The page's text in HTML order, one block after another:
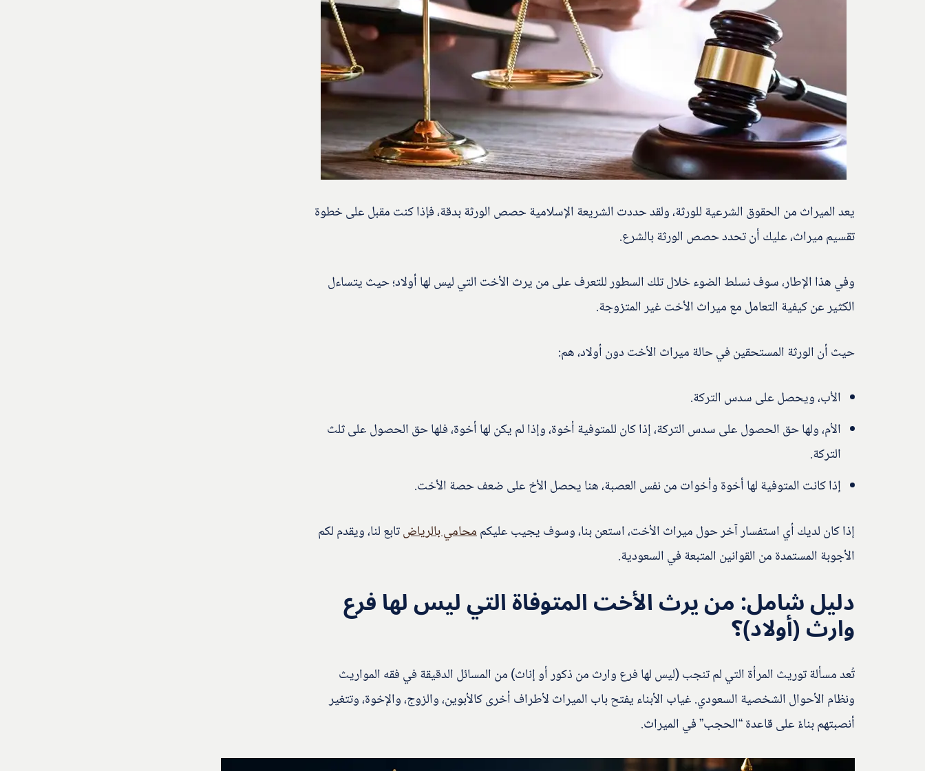
يعد الميراث من الحقوق الشرعية للورثة، ولقد حددت الشريعة الإسلامية حصص الورثة بدقة، فإذا كنت مقبل على خطوة
تقسيم ميراث، عليك أن تحدد حصص الورثة بالشرع.
وفي هذا الإطار، سوف نسلط الضوء خلال تلك السطور للتعرف على من يرث الأخت التي ليس لها أولاد؛ حيث يتساءل
الكثير عن كيفية التعامل مع ميراث الأخت غير المتزوجة.
حيث أن الورثة المستحقين في حالة ميراث الأخت دون أولاد، هم:
الأب، ويحصل على سدس التركة.
الأم، ولها حق الحصول على سدس التركة، إذا كان للمتوفية أخوة، وإذا لم يكن لها أخوة، فلها حق الحصول على ثلث
التركة.
إذا كانت المتوفية لها أخوة وأخوات من نفس العصبة، هنا يحصل الأخ على ضعف حصة الأخت.
إذا كان لديك أي استفسار آخر حول ميراث الأخت، استعن بنا، وسوف يجيب عليكممحامي بالرياضتابع لنا، ويقدم لكم
الأجوبة المستمدة من القوانين المتبعة في السعودية.
دليل شامل: من يرث الأخت المتوفاة التي ليس لها فرع
وارث (أولاد)؟
تُعد مسألة توريث المرأة التي لم تنجب (ليس لها فرع وارث من ذكور أو إناث) من المسائل الدقيقة في فقه المواريث
ونظام الأحوال الشخصية السعودي. غياب الأبناء يفتح باب الميراث لأطراف أخرى كالأبوين، والزوج، والإخوة، وتتغير
أنصبتهم بناءً على قاعدة “الحجب” في الميراث.